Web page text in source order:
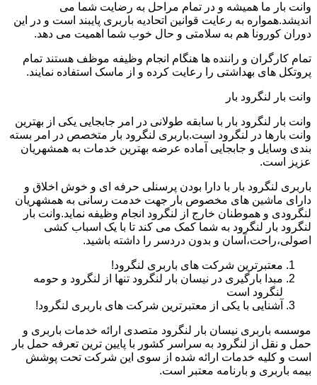
وانت بار ما همیشه و در تمام مراحل به رضایت شما می
اندیشد.همواره به رعایت قوانین اتحادیه باربری پایبند است و در این
دوران کورونا هم به سلامتی و حال خوب شما اهمیت می دهد.
تمام کارگران و راننده ها هنگام انجام وظیفه موظف هستند تمام
پروتکل های بهداشتی را رعایت کرده و از ماسک استفاده نمایند.
وانت بار لنگرود بار
وانت بار لنگرود بار با سابقه طولانی در امر جابجایی یکی از بهترین
وانت بارها در لنگرود است.باربری لنگرود بار متخصص در امر بسته
بندی وسایل و جابجایی آماده عرضه بهترین خدمات به همشهریان
عزیز است.
باربری لنگرود بار با دارا بودن پرسنلی حرفه ای و خوش اخلاق و
دارای ماشین های مخصوص بار جهت خدمت رسانی به همشهریان
لنگرودی و هموطنان خارج از لنگرود انجام وظیفه نماید.وانت بار
لنگرود بار لنگرود به شما کمک می کند تا با یک اسباب کشی
اصولی،راحت،آسان و بدون دردسر را داشته باشید.
معتبرترین شرکت های باربری لنگرود!
مبدا بارگیری در نیسان بار لنگرود تنها از لنگرود و حومه
لنگرود است
آشنایی با یکی از معتبرترین شرکت های باربری لنگرود!
موسسه باربری نیسان بار لنگرود متصدی ارائه خدمات باربری و
حمل و نقل از لنگرود به سراسر کشور با پایین ترین تعرفه حمل بار
است و کلیه خدمات ارائه شده از سوی این شرکت تحت پوشش
بیمه باربری و بارنامه معتبر است.